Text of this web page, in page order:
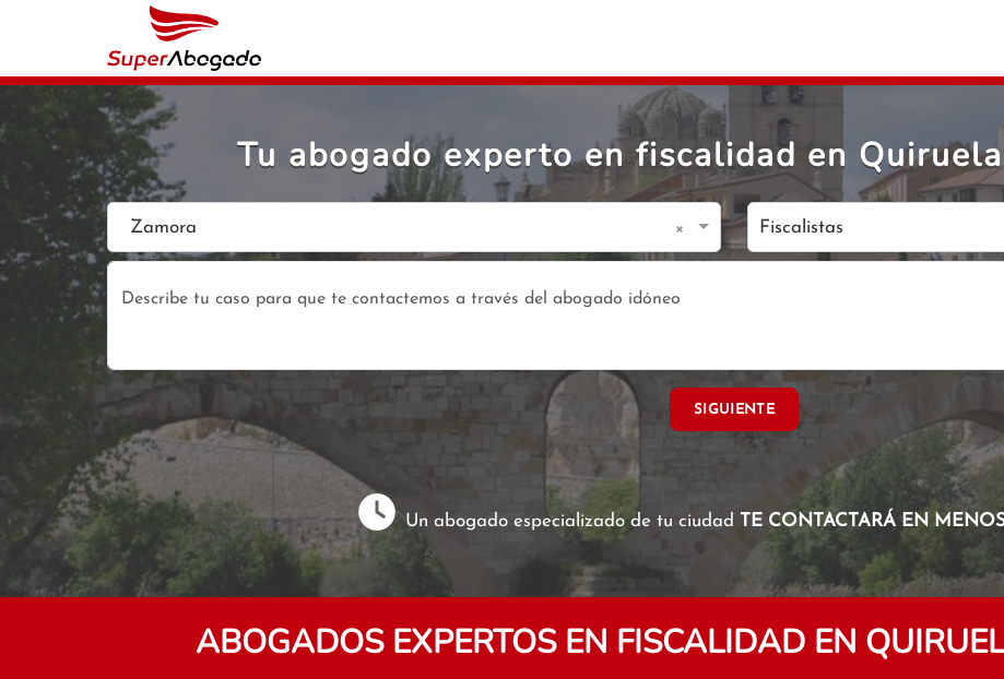
Tu abogado experto en fiscalidad en
Zamora × Fiscalistas
SIGUIENTE
Un abogado especializado de tu ciudad TE CONTACTARÁ EN
ABOGADOS EXPERTOS EN FISCALIDAD EN